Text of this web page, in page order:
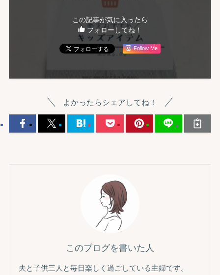
この記事が気に入ったら
フォローしてね！
Follow Me
よかったらシェアしてね！
このブログを書いた人
夫と子供三人と毎日楽しく過ごしている主婦です。